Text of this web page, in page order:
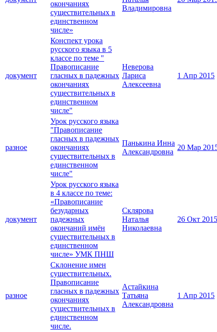
окончаниях
существительных в
единственном
числе»
Владимировна
документ
Конспект урока
русского языка в 5
классе по теме "
Правописание
гласных в падежных
окончаниях
существительных в
единственном
числе"
Неверова
Лариса
Алексеевна
1 Апр 2015
разное
Урок русского языка
"Правописание
гласных в падежных
окончаниях
существительных в
единственном
числе"
Панькина Инна
Александровна
20 Мар
документ
Урок русского языка
в 4 классе по теме:
«Правописание
безударных
падежных
окончаний имён
существительных в
единственном
числе» УМК ПНШ
Склярова
Наталья
Николаевна
26 Окт 2015
разное
Склонение имен
существительных.
Правописание
гласных в падежных
окончаниях
существительных в
единственном
числе.
Астайкина
Татьяна
Александровна
1 Апр 2015